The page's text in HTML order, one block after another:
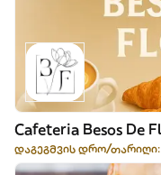
Cafeteria Besos De
დაგეგმვის დრო/თარიღი: